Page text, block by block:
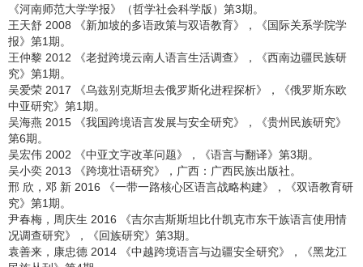
《河南师范大学学报》（哲学社会科学版）第3期。
王天舒 2008 《新加坡的多语政策与双语教育》，《国际关系学院学
报》第1期。
王仲黎 2012 《老挝跨境云南人语言生活调查》，《西南边疆民族研
究》第1期。
吴爱荣 2017 《乌兹别克斯坦去俄罗斯化进程探析》，《俄罗斯东欧
中亚研究》第1期。
吴海燕 2015 《我国跨境语言发展与安全研究》，《贵州民族研究》
第6期。
吴宏伟 2002 《中亚文字改革问题》，《语言与翻译》第3期。
吴小奕 2013 《跨境壮语研究》，广西：广西民族出版社。
邢 欣，邓 新 2016 《一带一路核心区语言战略构建》，《双语教育研
究》第1期。
尹春梅，周庆生 2016 《吉尔吉斯斯坦比什凯克市东干族语言使用情
况调查研究》，《回族研究》第3期。
袁善来，康忠德 2014 《中越跨境语言与边疆安全研究》，《黑龙江